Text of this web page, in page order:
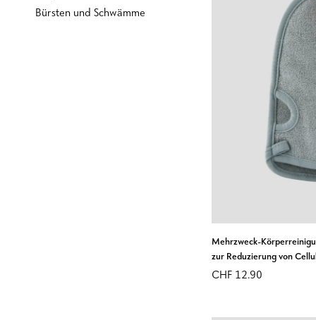
Bürsten und Schwämme
Mehrzweck-
Körperreinigungs-
und
Mehrzweck-
zur Reduzierung von
CHF 12.90